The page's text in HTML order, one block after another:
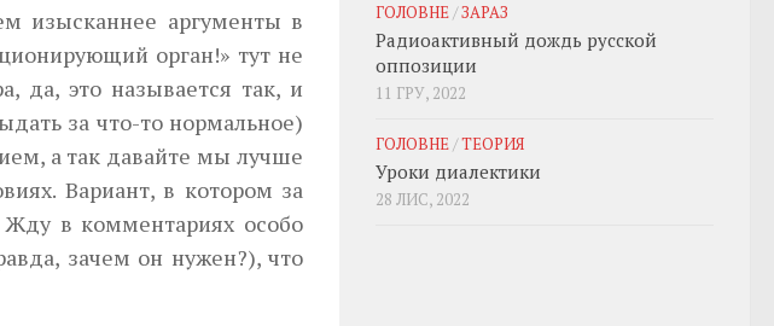
изысканнее аргументы в
орган!» тут не
да, это называется так, и
за что-то нормальное)
а так давайте мы лучше
Вариант, в котором за
Жду в комментариях особо
зачем он нужен?), что
ГОЛОВНЕ/ЗАРАЗ
Радиоактивный дождь русской
оппозиции
11 ГРУ, 2022
ГОЛОВНЕ/ТЕОРИЯ
Уроки диалектики
28 ЛИС, 2022